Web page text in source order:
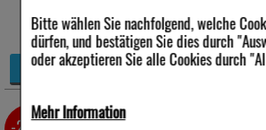
Bitte wählen Sie nachfolgend, welche
dürfen, und bestätigen Sie dies durch
oder akzeptieren Sie alle Cookies durch
Mehr Information
sofort lieferbar
+
Details